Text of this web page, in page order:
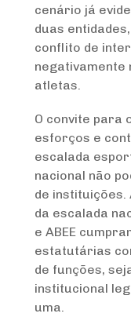
cenário já
duas
conflito de
negativamente
atletas.
O convite para
esforços e
escalada
nacional não
de instituições.
da escalada
e ABEE
estatutárias
de funções,
institucional
uma.